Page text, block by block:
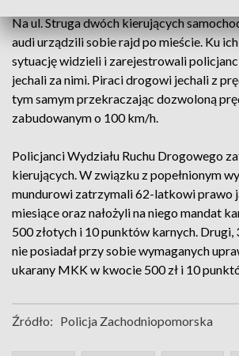
Na ul. Struga dwóch kierujących
audi urządzili sobie rajd po mieście. Ku
sytuację widzieli i zarejestrowali
jechali za nimi. Piraci drogowi jechali z
tym samym przekraczając dozwoloną
zabudowanym o 100 km/h.
Policjanci Wydziału Ruchu Drogowego
kierujących. W związku z popełnionym
mundurowi zatrzymali 62-latkowi prawo
miesiące oraz nałożyli na niego mandat
500 złotych i 10 punktów karnych.
nie posiadał przy sobie wymaganych
ukarany MKK w kwocie 500 zł i 10
Źródło: Policja Zachodniopomorska